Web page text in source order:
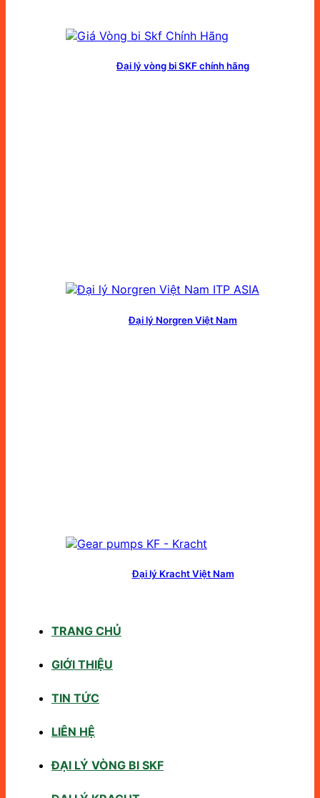
Đại lý vòng bi SKF chính hãng
Đại lý Norgren Việt Nam
Đại lý Kracht Việt Nam
TRANG CHỦ
GIỚI THIỆU
TIN TỨC
LIÊN HỆ
ĐẠI LÝ VÒNG BI SKF